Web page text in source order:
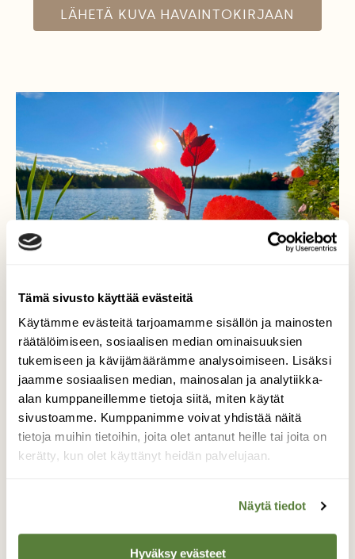
Tämä sivusto käyttää evästeitä
Käytämme evästeitä tarjoamamme sisällön ja mainosten
räätälöimiseen, sosiaalisen median ominaisuuksien
tukemiseen ja kävijämäärämme analysoimiseen. Lisäksi
jaamme sosiaalisen median, mainosalan ja analytiikka-
alan kumppaneillemme tietoja siitä, miten käytät
sivustoamme. Kumppanimme voivat yhdistää näitä
tietoja muihin tietoihin, joita olet antanut heille tai joita on
kerätty, kun olet käyttänyt heidän palvelujaan.
Näytä tiedot
Hyväksy evästeet
LÄHETÄ KUVA HAVAINTOKIRJAAN
Punaiset lehdet
Punaiset lehdet auringonnousun aikaan
Maskun hiekkakuopilla 22.6.2026
Valokuvaaja: Juhani Peltonen, Masku 22.6.2026